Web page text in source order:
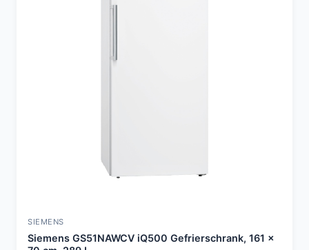
SIEMENS
Siemens GS51NAWCV iQ500 Gefrierschrank, 161 x